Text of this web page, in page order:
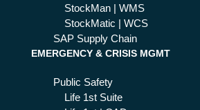
StockMan | WMS
StockMatic | WCS
SAP Supply Chain
EMERGENCY & CRISIS MGMT
Public Safety
Life 1st Suite